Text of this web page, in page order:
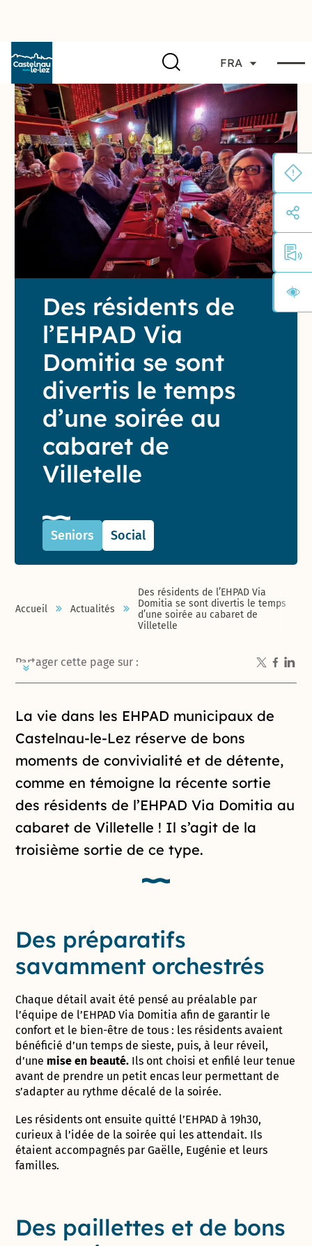
FRA
Des résidents de
l’EHPAD Via
Domitia se sont
divertis le temps
d’une soirée au
cabaret de
Villetelle
Seniors Social
Accueil Actualités
Des résidents de l’EHPAD Via
Domitia se sont divertis le temps
d’une soirée au cabaret de
Villetelle
Partager cette page sur :
Introduction de la page
La vie dans les EHPAD municipaux de
Castelnau-le-Lez réserve de bons
moments de convivialité et de détente,
comme en témoigne la récente sortie
des résidents de l’EHPAD Via Domitia au
cabaret de Villetelle ! Il s’agit de la
troisième sortie de ce type.
Des préparatifs
savamment orchestrés
Chaque détail avait été pensé au préalable par
l’équipe de l’EHPAD Via Domitia afin de garantir le
confort et le bien-être de tous : les résidents avaient
bénéficié d’un temps de sieste, puis, à leur réveil,
d’une mise en beauté. Ils ont choisi et enfilé leur tenue
avant de prendre un petit encas leur permettant de
s’adapter au rythme décalé de la soirée.
Les résidents ont ensuite quitté l’EHPAD à 19h30,
curieux à l’idée de la soirée qui les attendait. Ils
étaient accompagnés par Gaëlle, Eugénie et leurs
familles.
Des paillettes et de bons